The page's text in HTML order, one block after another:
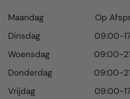
Gezichtsbehandeling Arnhem
Botox Arnhem
Laser ontharen Arnhem
Maandag
Op
Dinsdag
09:00-
Woensdag
09:00-
Donderdag
09:00-
Vrijdag
09:00-